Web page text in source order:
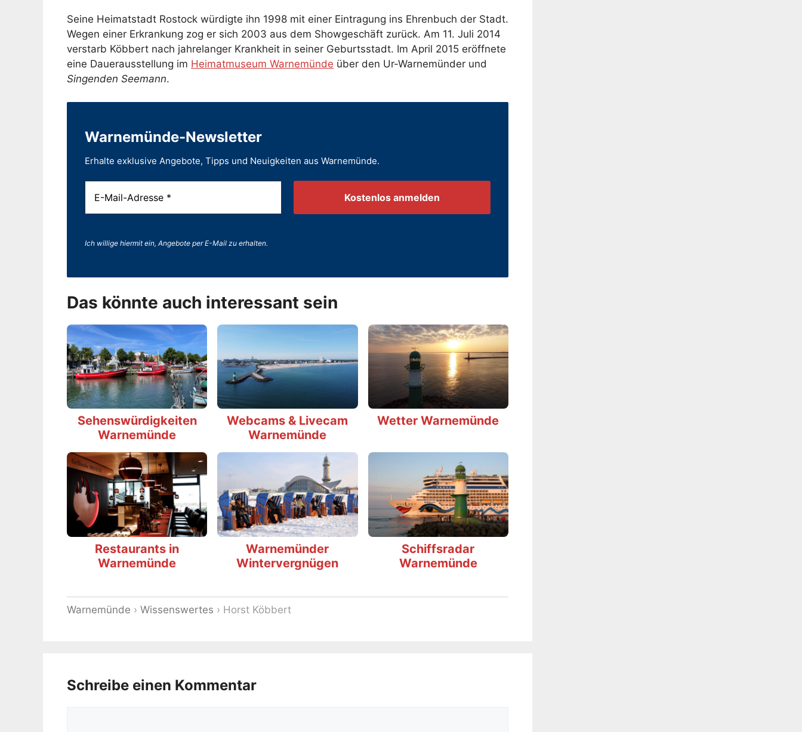
Seine Heimatstadt Rostock würdigte ihn 1998 mit einer Eintragung ins Ehrenbuch der Stadt.
Wegen einer Erkrankung zog er sich 2003 aus dem Showgeschäft zurück. Am 11. Juli 2014
verstarb Köbbert nach jahrelanger Krankheit in seiner Geburtsstadt. Im April 2015 eröffnete
eine Dauerausstellung im Heimatmuseum Warnemünde über den Ur-Warnemünder und
Singenden Seemann.
Warnemünde-Newsletter
Erhalte exklusive Angebote, Tipps und Neuigkeiten aus Warnemünde.
Ich willige hiermit ein, Angebote per E-Mail zu erhalten.
Das könnte auch interessant sein
Sehenswürdigkeiten
Warnemünde
Webcams & Livecam
Warnemünde
Wetter Warnemünde
Restaurants in
Warnemünde
Warnemünder
Wintervergnügen
Schiffsradar
Warnemünde
Warnemünde › Wissenswertes › Horst Köbbert
Schreibe einen Kommentar